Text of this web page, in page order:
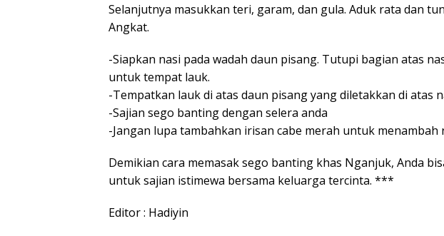
Selanjutnya masukkan teri, garam, dan gula. Aduk rata dan
Angkat.
-Siapkan nasi pada wadah daun pisang. Tutupi bagian atas
untuk tempat lauk.
-Tempatkan lauk di atas daun pisang yang diletakkan di atas
-Sajian sego banting dengan selera anda
-Jangan lupa tambahkan irisan cabe merah untuk menambah
Demikian cara memasak sego banting khas Nganjuk, Anda
untuk sajian istimewa bersama keluarga tercinta. ***
Editor : Hadiyin